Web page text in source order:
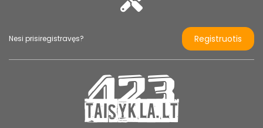
Nesi prisiregistravęs? Registruotis